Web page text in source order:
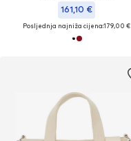
161,10 €
Posljednja najniža cijena:179,00 €